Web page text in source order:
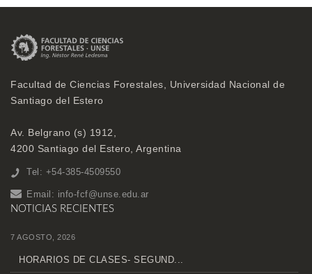
Facultad de Ciencias Forestales, Universidad Nacional de
Santiago del Estero
Av. Belgrano (s) 1912,
4200 Santiago del Estero, Argentina
Tel: +54-385-4509550
Email: info-fcf@unse.edu.ar
NOTICIAS RECIENTES
7 AGOSTO, 2026
HORARIOS DE CLASES- SEGUND...